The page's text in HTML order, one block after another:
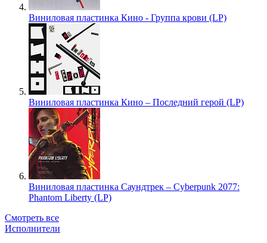
Виниловая пластинка Кино - Группа крови (LP)
Виниловая пластинка Кино – Последний герой (LP)
Виниловая пластинка Саундтрек – Cyberpunk 2077:
Phantom Liberty (LP)
Смотреть все
Исполнители